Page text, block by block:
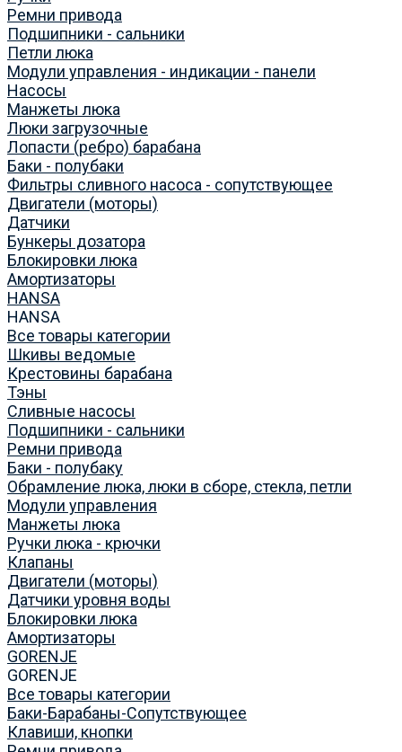
Ремни привода
Подшипники - сальники
Петли люка
Модули управления - индикации - панели
Насосы
Манжеты люка
Люки загрузочные
Лопасти (ребро) барабана
Баки - полубаки
Фильтры сливного насоса - сопутствующее
Двигатели (моторы)
Датчики
Бункеры дозатора
Блокировки люка
Амортизаторы
HANSA
HANSA
Все товары категории
Шкивы ведомые
Крестовины барабана
Тэны
Сливные насосы
Подшипники - сальники
Ремни привода
Баки - полубаку
Обрамление люка, люки в сборе, стекла, петли
Модули управления
Манжеты люка
Ручки люка - крючки
Клапаны
Двигатели (моторы)
Датчики уровня воды
Блокировки люка
Амортизаторы
GORENJE
GORENJE
Все товары категории
Баки-Барабаны-Сопутствующее
Клавиши, кнопки